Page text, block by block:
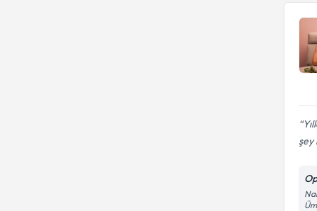
şey